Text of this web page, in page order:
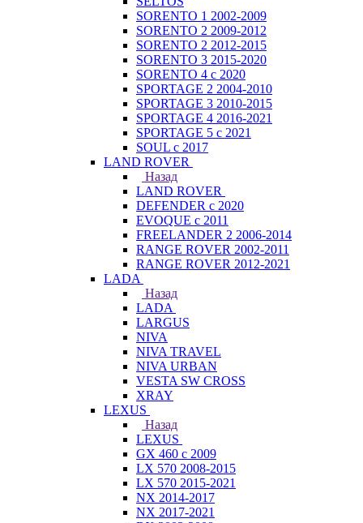
SORENTO 1 2002-2009
SORENTO 2 2009-2012
SORENTO 2 2012-2015
SORENTO 3 2015-2020
SORENTO 4 с 2020
SPORTAGE 2 2004-2010
SPORTAGE 3 2010-2015
SPORTAGE 4 2016-2021
SPORTAGE 5 с 2021
SOUL с 2017
LAND ROVER
Назад
LAND ROVER
DEFENDER с 2020
EVOQUE с 2011
FREELANDER 2 2006-2014
RANGE ROVER 2002-2011
RANGE ROVER 2012-2021
LADA
Назад
LADA
LARGUS
NIVA
NIVA TRAVEL
NIVA URBAN
VESTA SW CROSS
XRAY
LEXUS
Назад
LEXUS
GX 460 с 2009
LX 570 2008-2015
LX 570 2015-2021
NX 2014-2017
NX 2017-2021